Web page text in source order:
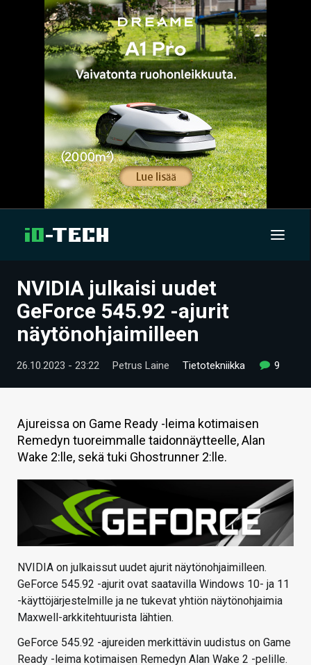
UUTISET
ARTIKKELIT
VIDEOT
TECHBBS
TIETOA
HINTA.FI
VAIHDA TEEMA
HAKU
NVIDIA julkaisi uudet
GeForce 545.92 -ajurit
näytönohjaimilleen
26.10.2023 - 23:22 Petrus Laine Tietotekniikka 9
Ajureissa on Game Ready -leima kotimaisen
Remedyn tuoreimmalle taidonnäytteelle, Alan
Wake 2:lle, sekä tuki Ghostrunner 2:lle.
NVIDIA on julkaissut uudet ajurit näytönohjaimilleen.
GeForce 545.92 -ajurit ovat saatavilla Windows 10- ja 11
-käyttöjärjestelmille ja ne tukevat yhtiön näytönohjaimia
Maxwell-arkkitehtuurista lähtien.
GeForce 545.92 -ajureiden merkittävin uudistus on Game
Ready -leima kotimaisen Remedyn Alan Wake 2 -pelille.